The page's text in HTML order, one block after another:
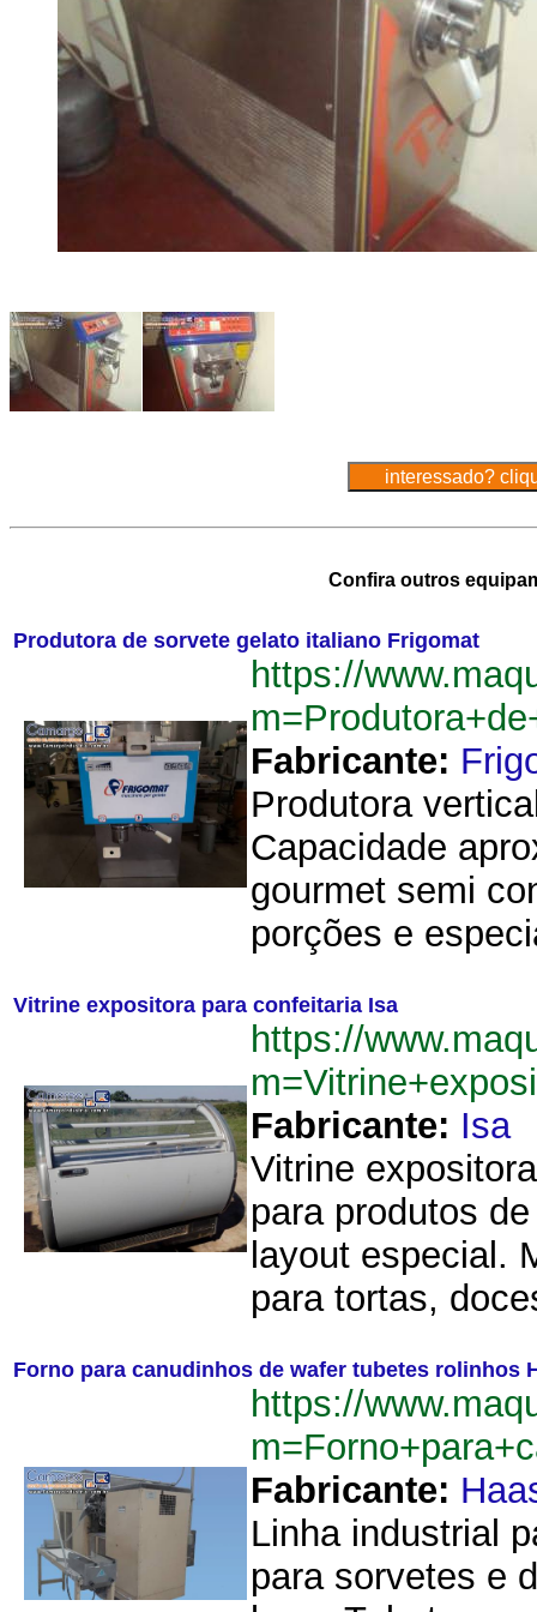
Confira outros
Produtora de sorvete gelato italiano Frigomat
https://
Fabricante:
Produtora
Capacidade
gourmet semi
porções e
Vitrine expositora para confeitaria Isa
https://
Fabricante: Isa
Vitrine
para produtos
layout especial.
para tortas,
Forno para canudinhos de wafer tubetes rolinhos
https://
Fabricante:
Linha industrial
para sorvetes e